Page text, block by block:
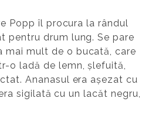
Popp îl procura la rândul
pentru drum lung. Se pare
mai mult de o bucată, care
o ladă de lemn, șlefuită,
Ananasul era așezat cu
sigilată cu un lacăt negru,